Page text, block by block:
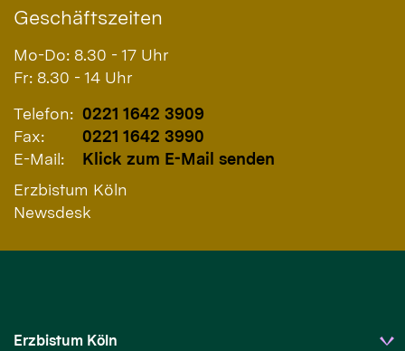
Geschäftszeiten
Mo-Do: 8.30 - 17 Uhr
Fr: 8.30 - 14 Uhr
Telefon: 0221 1642 3909
Fax:
0221 1642 3990
E-Mail:
Klick zum E-Mail senden
Erzbistum Köln
Newsdesk
Erzbistum Köln